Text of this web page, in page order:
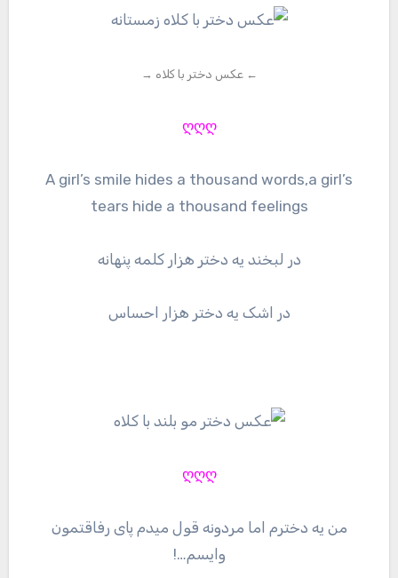
← عکس دختر با کلاه →
ღღღ
A girl’s smile hides a thousand words,a girl’s
tears hide a thousand feelings
در لبخند یه دختر هزار کلمه پنهانه
در اشک یه دختر هزار احساس
ღღღ
من یه دخترم اما مردونه قول میدم پای رفاقتمون
وایسم…!